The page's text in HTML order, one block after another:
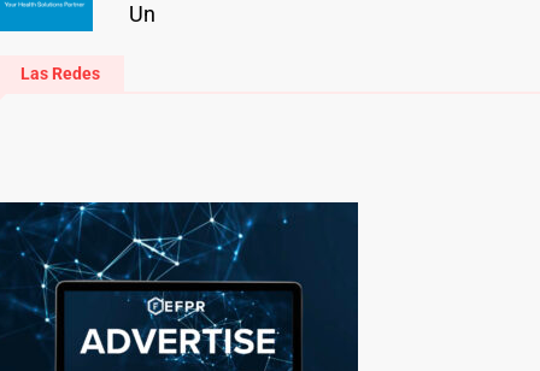
Un
Las Redes